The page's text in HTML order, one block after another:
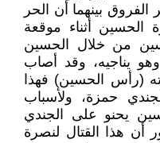
الفروق بينهما أن الحر
الحسين أثناء موقعة
من خلال الحسين
يناجيه، وقد أصاب
(رأس الحسين) فهذا
حمزة، ولأسباب
يحنو على الجندي
أن هذا القتال لنصرة